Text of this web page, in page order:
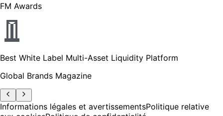
FM Awards
Best White Label Multi-Asset Liquidity Platform
Global Brands Magazine
Informations légales et avertissementsPolitique relative